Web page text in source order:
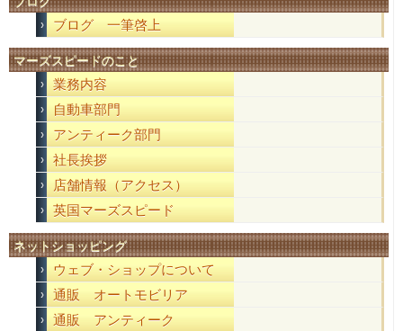
ブログ 一筆啓上
マーズスピードのこと
業務内容
自動車部門
アンティーク部門
社長挨拶
店舗情報（アクセス）
英国マーズスピード
ネットショッピング
ウェブ・ショップについて
通販 オートモビリア
通販 アンティーク